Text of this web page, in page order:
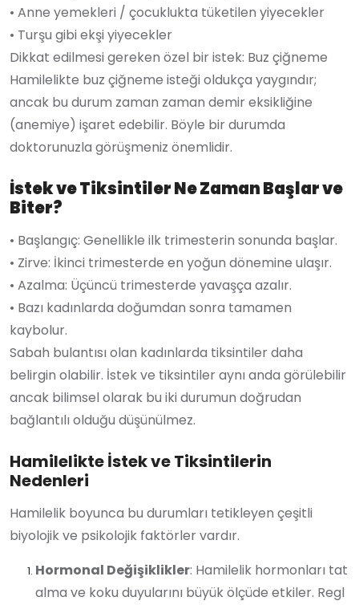
• Anne yemekleri / çocuklukta tüketilen yiyecekler
• Turşu gibi ekşi yiyecekler
Dikkat edilmesi gereken özel bir istek: Buz çiğneme
Hamilelikte buz çiğneme isteği oldukça yaygındır;
ancak bu durum zaman zaman demir eksikliğine
(anemiye) işaret edebilir. Böyle bir durumda
doktorunuzla görüşmeniz önemlidir.
İstek ve Tiksintiler Ne Zaman Başlar ve
Biter?
• Başlangıç: Genellikle ilk trimesterin sonunda başlar.
• Zirve: İkinci trimesterde en yoğun dönemine ulaşır.
• Azalma: Üçüncü trimesterde yavaşça azalır.
• Bazı kadınlarda doğumdan sonra tamamen
kaybolur.
Sabah bulantısı olan kadınlarda tiksintiler daha
belirgin olabilir. İstek ve tiksintiler aynı anda görülebilir
ancak bilimsel olarak bu iki durumun doğrudan
bağlantılı olduğu düşünülmez.
Hamilelikte İstek ve Tiksintilerin
Nedenleri
Hamilelik boyunca bu durumları tetikleyen çeşitli
biyolojik ve psikolojik faktörler vardır.
Hormonal Değişiklikler: Hamilelik hormonları tat
alma ve koku duyularını büyük ölçüde etkiler. Regl